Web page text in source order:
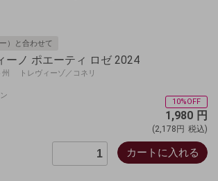
）と合わせて
ーノ ポエーティ ロゼ 2024
トレヴィーゾ／コネリ
10%OFF
1,980 円
(2,178円 税込)
カートに入れる